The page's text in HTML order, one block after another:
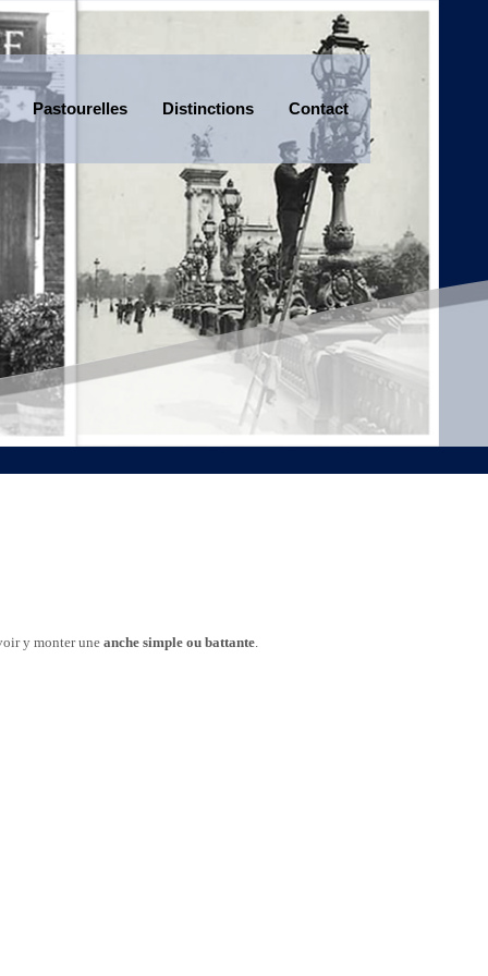
Pastourelles Distinctions Contact
y monter une anche simple ou battante.